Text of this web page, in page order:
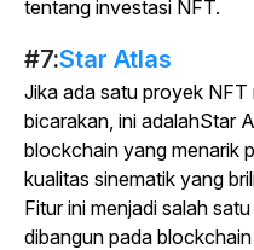
tentang investasi NFT.
#7:Star Atlas
Jika ada satu proyek
bicarakan, ini adalahStar
blockchain yang menarik
kualitas sinematik yang
Fitur ini menjadi salah
dibangun pada